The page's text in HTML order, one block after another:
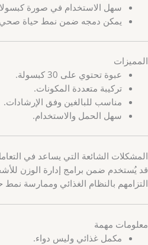
سهل الاستخدام في صورة
يمكن دمجه ضمن نمط حياة صحي
المميزات
عبوة تحتوي على 30 كبسولة.
تركيبة متعددة المكونات.
مناسب للبالغين وفق الإرشادات.
سهل الحمل والاستخدام.
المشكلات الشائعة التي يساعد في
قد يُستخدم ضمن برامج إدارة الوزن
التزامهم بالنظام الغذائي وممارسة نمط
معلومات مهمة
مكمل غذائي وليس دواء.